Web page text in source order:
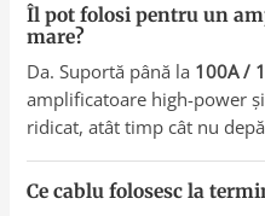
Îl pot folosi pentru un
mare?
Da. Suportă până la 100A /
amplificatoare high-power
ridicat, atât timp cât nu
Ce cablu folosesc la